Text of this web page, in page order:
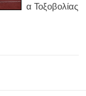
α Τοξοβολίας